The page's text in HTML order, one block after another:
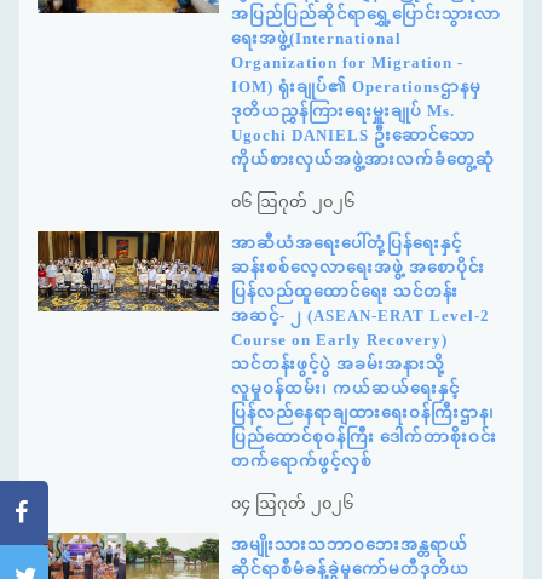
အပြည်ပြည်ဆိုင်ရာရွှေ့ပြောင်းသွားလာ
ရေးအဖွဲ့(International
Organization for Migration -
IOM) ရုံးချုပ်၏ Operationsဌာနမှ
ဒုတိယညွှန်ကြားရေးမှူးချုပ် Ms.
Ugochi DANIELS ဦးဆောင်သော
ကိုယ်စားလှယ်အဖွဲ့အားလက်ခံတွေ့ဆုံ
၀၆ ဩဂုတ် ၂၀၂၆
အာဆီယံအရေးပေါ်တုံ့ပြန်ရေးနှင့်
ဆန်းစစ်လေ့လာရေးအဖွဲ့ အစောပိုင်း
ပြန်လည်ထူထောင်ရေး သင်တန်း
အဆင့်- ၂ (ASEAN-ERAT Level-2
Course on Early Recovery)
သင်တန်းဖွင့်ပွဲ အခမ်းအနားသို့
လူမှုဝန်ထမ်း၊ ကယ်ဆယ်ရေးနှင့်
ပြန်လည်နေရာချထားရေးဝန်ကြီးဌာန၊
ပြည်ထောင်စုဝန်ကြီး ဒေါက်တာစိုးဝင်း
တက်ရောက်ဖွင့်လှစ်
၀၄ ဩဂုတ် ၂၀၂၆
အမျိုးသားသဘာဝဘေးအန္တရာယ်
ဆိုင်ရာစီမံခန့်ခွဲမှုကော်မတီဒုတိယ